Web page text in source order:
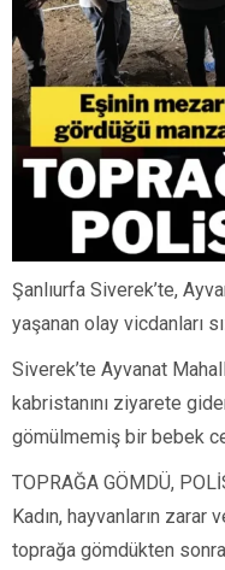
Şanlıurfa Siverek’te,
yaşanan olay vicdanları
Siverek’te Ayvanat
kabristanını ziyarete
gömülmemiş bir bebek
TOPRAĞA GÖMDÜ,
Kadın, hayvanların
toprağa gömdükten sonra